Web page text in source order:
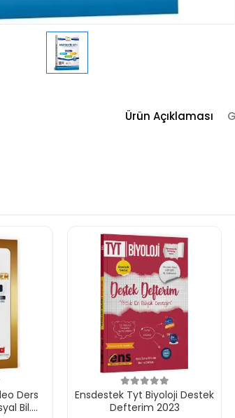
Ürün Açıklaması
Ders
Bil.
Ensdestek Tyt Biyoloji Destek
Defterim 2023